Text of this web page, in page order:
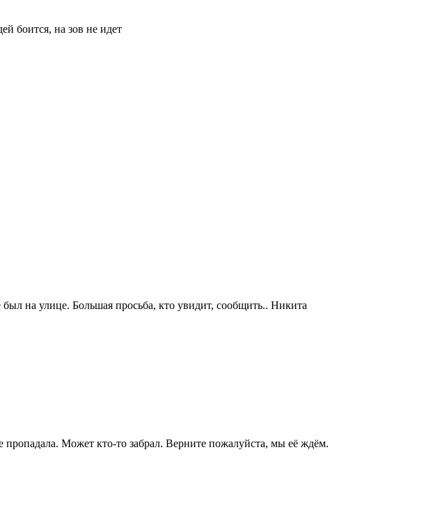
боится, на зов не идет
на улице. Большая просьба, кто увидит, сообщить.. Никита
Может кто-то забрал. Верните пожалуйста, мы её ждём.